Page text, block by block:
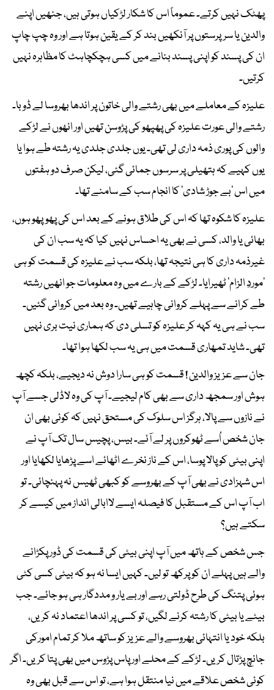
پھٹک نہیں کرتے۔ عموماً اس کا شکار لڑکیاں ہوتی ہیں، جنھیں اپنے
والدین یا سرپرستوں پر آنکھیں بند کر کے یقین ہوتا ہے اور وہ چپ چاپ
ان کی پسند کو اپنی پسند بنانے میں کسی ہچکچاہٹ کا مظاہرہ نہیں
کرتیں۔
علیزہ کے معاملے میں بھی رشتے والی خاتون پر اندھا بھروسا لے ڈوبا۔
رشتے والی عورت علیزہ کی پھپھو کی پڑوسن تھیں اور انھوں نے لڑکے
والوں کی پوری ذمہ داری لی تھی۔ یوں جلدی جلدی یہ رشتہ طے ہوا یا
یوں کہیے کہ ہتھیلی پر سرسوں جمائی گئی، لیکن صرف دو ہفتوں
میں اس ’بے جوڑ شادی‘ کا انجام سب کے سامنے تھا۔
علیزہ کا شکوہ تھا کہ اس کی طلاق ہونے کے بعد اس کی پھوپھو ہوں،
بھائی یا والد، کسی نے بھی یہ احساس نہیں کیا کہ یہ سب ان کی
غیرذمہ داری کا ہی نتیجہ تھا، بلکہ سب نے علیزہ کی قسمت کو ہی
’موردِ الزام‘ ٹھیرایا۔ لڑکے کے بارے میں وہ معلومات جو انھیں رشتہ
طے کرانے سے پہلے کروانی چاہیے تھیں۔ وہ بعد میں کروائی گئیں۔
سب نے ہی یہ کہہ کر علیزہ کو تسلی دی کہ ہماری نیت بری نہیں
تھی۔ شاید تمھاری قسمت میں ہی یہ سب لکھا ہوا تھا۔
جان سے عزیز والدین ! قسمت کو ہی سارا دوش نہ دیجیے، بلکہ کچھ
ہوش اور سمجھ داری سے بھی کام لیجیے۔ آپ کی وہ لاڈلی جسے آپ
نے نازوں سے پالا، ہرگز اس سلوک کی مستحق نہیں کہ کوئی بھی ان
جان شخص اُسے ٹھوکروں پر لے آئے۔ بیس، پچیس سال تک آپ نے
اپنی بیٹی کو پالا پوسا، اس کے ناز نخرے اٹھائے اسے پڑھایا لکھایا اور
اس شہزادی نے بھی آپ کے بھروسے کو کبھی ٹھیس نہ پہنچائی۔ تو
اب آپ اس کے مستقبل کا فیصلہ ایسے لاابالی انداز میں کیسے کر
سکتے ہیں؟
جس شخص کے ہاتھ میں آپ اپنی بیٹی کی قسمت کی ڈور پکڑانے
والے ہیں پہلے ان کو پرکھ تو لیں۔ کہیں ایسا نہ ہو کہ بیٹی کسی کٹی
ہوئی پتنگ کی طرح ڈولتی رہے اور بے یار و مددگار ہی ہو جائے۔ جب
بیٹے یا بیٹی کا رشتہ کرنے لگیں، تو کسی پر اندھا اعتماد نہ کریں،
بلکہ خود یا انتہائی بھروسے والے عزیز کو ساتھ ملا کر تمام امورکی
جانچ پڑتال کریں۔ لڑکے کے محلے اور پاس پڑوس میں بھی پتا کریں۔ اگر
کوئی شخص علاقے میں نیا منتقل ہوا ہے، تو اس سے قبل بھی وہ